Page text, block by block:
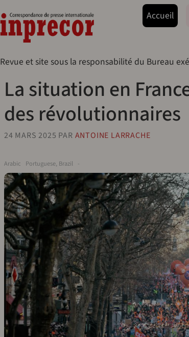
Navegação
Accueil
Revue et site sous la responsabilité du Bureau
La situation en
des révolutionnaires
24 MARS 2025 PAR ANTOINE LARRACHE
Arabic Portuguese, Brazil